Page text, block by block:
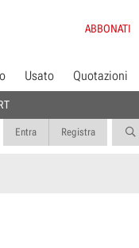
ABBONATI
Usato Quotazioni
Entra Registra